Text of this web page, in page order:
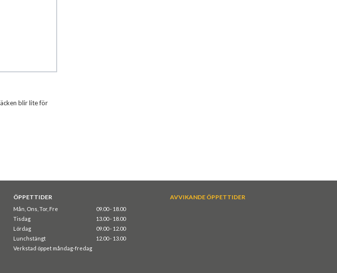
blir lite för
ÖPPETTIDER
Mån, Ons, Tor, Fre
09.00 - 18.00
Tisdag
13.00 - 18.00
Lördag
09.00 - 12.00
Lunchstängt
12.00 - 13.00
Verkstad öppet måndag-fredag
AVVIKANDE ÖPPETTIDER